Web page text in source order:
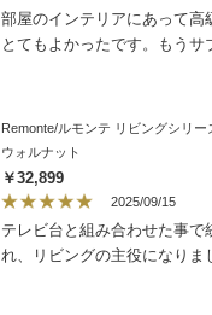
を保護材と誤って捨ててしま
に硬いなと思ったものの部品
しなかった自分のミスです）
度が非常に高いです。組み立
の縦移動は大変なので、設置
移動で済む場所で組み立てる
います。キャスターがスムー
は意外と楽にできます。掃除
ます。
部屋のインテリアにあって高
とてもよかったです。もうサ
使わなくなったのですが、
効きません。。。。
ウォルナット
￥32,899
2025/09/15
テレビ台と組み合わせた事で
れ、リビングの主役になりま